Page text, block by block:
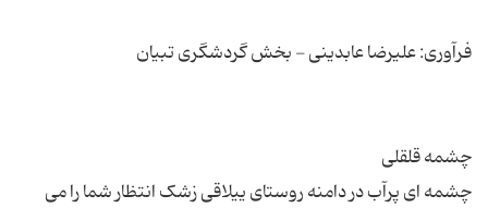
چشمه ای پرآب در دامنه روستای ییلاقی زشک انتظار شما را می